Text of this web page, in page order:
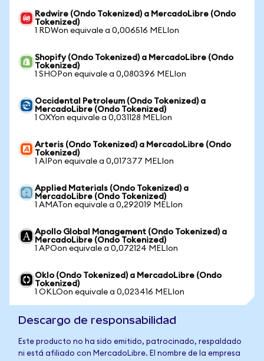
Redwire (Ondo Tokenized) a MercadoLibre (Ondo
Tokenized)
1 RDWon equivale a 0,006516 MELIon
Shopify (Ondo Tokenized) a MercadoLibre (Ondo
Tokenized)
1 SHOPon equivale a 0,080396 MELIon
Occidental Petroleum (Ondo Tokenized) a
MercadoLibre (Ondo Tokenized)
1 OXYon equivale a 0,031128 MELIon
Arteris (Ondo Tokenized) a MercadoLibre (Ondo
Tokenized)
1 AIPon equivale a 0,017377 MELIon
Applied Materials (Ondo Tokenized) a
MercadoLibre (Ondo Tokenized)
1 AMATon equivale a 0,292019 MELIon
Apollo Global Management (Ondo Tokenized) a
MercadoLibre (Ondo Tokenized)
1 APOon equivale a 0,072124 MELIon
Oklo (Ondo Tokenized) a MercadoLibre (Ondo
Tokenized)
1 OKLOon equivale a 0,023416 MELIon
Descargo de responsabilidad
Este producto no ha sido emitido, patrocinado, respaldado
ni está afiliado con MercadoLibre. El nombre de la empresa